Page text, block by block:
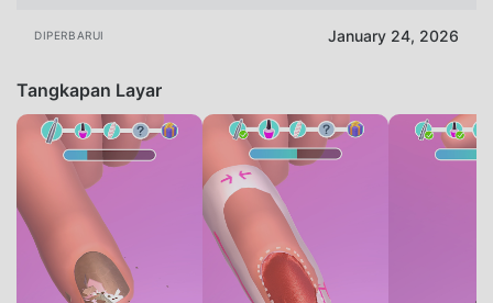
DIPERBARUI January 24, 2026
Tangkapan Layar